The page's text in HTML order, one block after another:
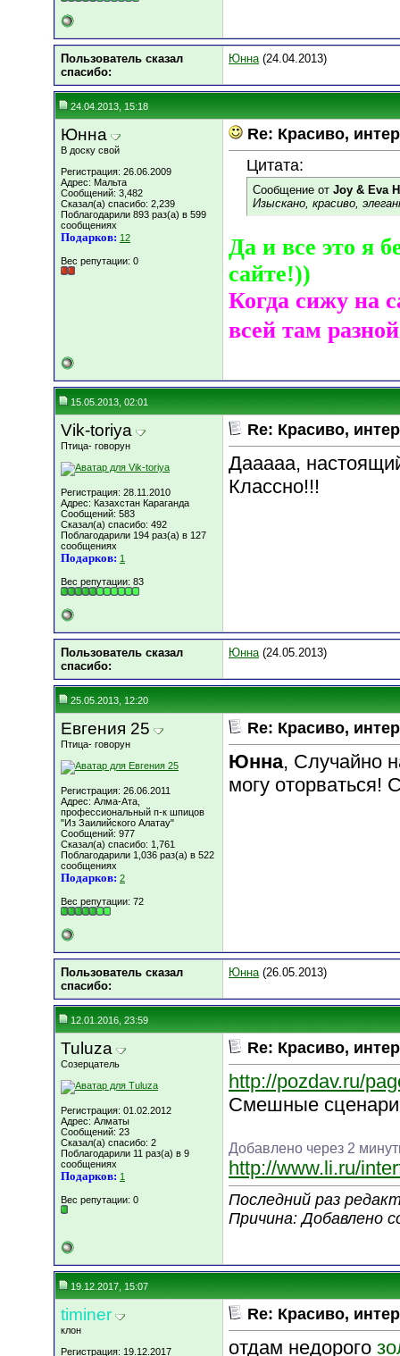
Пользователь сказал
cпасибо:
Юнна(24.04.2013)
24.04.2013, 15:18
Юнна
В доску свой
Регистрация: 26.06.2009
Адрес: Мальта
Сообщений: 3,482
Сказал(а) спасибо: 2,239
Поблагодарили 893 раз(а) в 599
сообщениях
Подарков: 12
Вес репутации: 0
Re: Красиво,
Цитата:
Сообщение от Joy & Eva
Изыскано, красиво,
Да и все это я
сайте!))
Когда сижу на
всей там
15.05.2013, 02:01
Vik-toriya
Птица- говорун
Регистрация: 28.11.2010
Адрес: Казахстан Караганда
Сообщений: 583
Сказал(а) спасибо: 492
Поблагодарили 194 раз(а) в 127
сообщениях
Подарков: 1
Вес репутации: 83
Re: Красиво,
Дааааа,
Классно!!!
Пользователь сказал
cпасибо:
Юнна(24.05.2013)
25.05.2013, 12:20
Евгения 25
Птица- говорун
Регистрация: 26.06.2011
Адрес: Алма-Ата,
профессиональный п-к шпицов
"Из Заилийского Алатау"
Сообщений: 977
Сказал(а) спасибо: 1,761
Поблагодарили 1,036 раз(а) в 522
сообщениях
Подарков: 2
Вес репутации: 72
Re: Красиво,
Юнна, Случайно
могу оторваться!
Пользователь сказал
cпасибо:
Юнна(26.05.2013)
12.01.2016, 23:59
Tuluza
Созерцатель
Регистрация: 01.02.2012
Адрес: Алматы
Сообщений: 23
Сказал(а) спасибо: 2
Поблагодарили 11 раз(а) в 9
сообщениях
Подарков: 1
Вес репутации: 0
Re: Красиво,
http://pozdav.ru/
Смешные
Добавлено через 2
http://www.li.ru/
Последний раз
Причина: Добавлено
19.12.2017, 15:07
timiner
клон
Регистрация: 19.12.2017
Re: Красиво,
отдам недорого